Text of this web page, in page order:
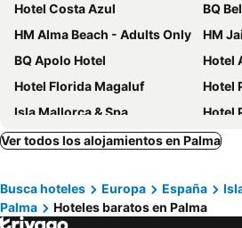
Hotel Costa Azul
BQ
HM Alma Beach - Adults Only
HM
BQ Apolo Hotel
Hotel
Hotel Florida Magaluf
Hotel
Isla Mallorca & Spa
Hotel
Bahia Principe Escape Coral Playa +16
Hotel Amic Can Pastilla
BQ Amfora Beach
Es
Ver todos los alojamientos en Palma
Busca hoteles Europa España
Palma
Hoteles baratos en Palma